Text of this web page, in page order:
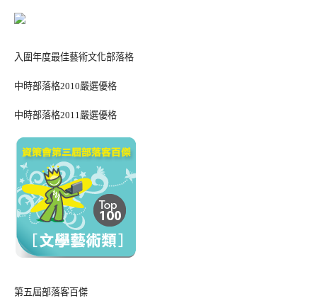
入圍年度最佳藝術文化部落格
中時部落格2010嚴選優格
中時部落格2011嚴選優格
第五屆部落客百傑